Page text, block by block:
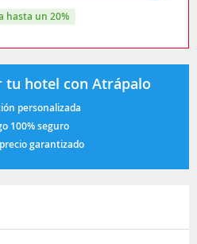
hasta un 20%
tu hotel con Atrápalo
personalizada
100% seguro
garantizado